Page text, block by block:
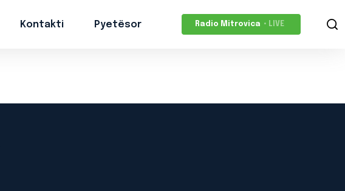
Kontakti Pyetësor Radio Mitrovica • LIVE